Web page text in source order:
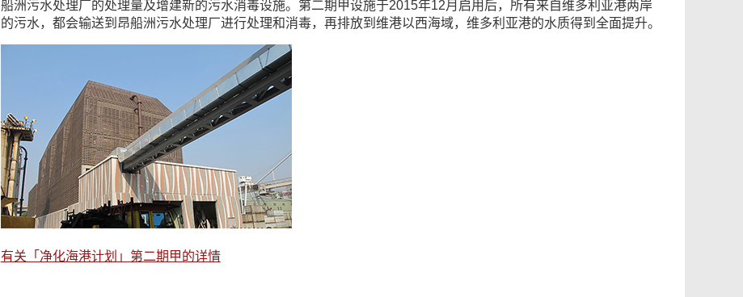
船洲污水处理厂的处理量及增建新的污水消毒设施。第二期甲设施于2015年12月启用后，所有来自维多利亚港两岸
的污水，都会输送到昂船洲污水处理厂进行处理和消毒，再排放到维港以西海域，维多利亚港的水质得到全面提升。
有关「净化海港计划」第二期甲的详情